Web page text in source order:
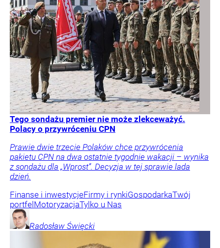
Tego sondażu premier nie może zlekceważyć.
Polacy o przywróceniu CPN
Prawie dwie trzecie Polaków chce przywrócenia
pakietu CPN na dwa ostatnie tygodnie wakacji – wynika
z sondażu dla „Wprost”. Decyzja w tej sprawie lada
dzień.
Finanse i inwestycjeFirmy i rynkiGospodarkaTwój
portfelMotoryzacjaTylko u Nas
Radosław Święcki